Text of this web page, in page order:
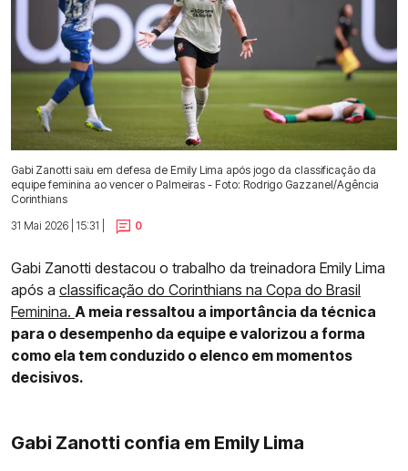
Gabi Zanotti saiu em defesa de Emily Lima após jogo da classificação da
equipe feminina ao vencer o Palmeiras - Foto: Rodrigo Gazzanel/Agência
Corinthians
31 Mai 2026 | 15:31 |
0
Gabi Zanotti destacou o trabalho da treinadora Emily Lima
após a classificação do Corinthians na Copa do Brasil
Feminina. A meia ressaltou a importância da técnica
para o desempenho da equipe e valorizou a forma
como ela tem conduzido o elenco em momentos
decisivos.
Gabi Zanotti confia em Emily Lima